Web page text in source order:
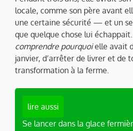
locale, comme son père avant
une certaine sécurité — et un
que quelque chose lui échappait.
comprendre pourquoielle avait
janvier, d’arrêter de livrer et de
transformation à la ferme.
lire aussi
Se lancer dans la glace